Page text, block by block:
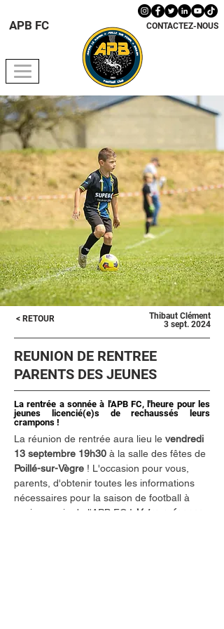
CONTACTEZ-NOUS
APB FC
< RETOUR
Thibaut Clément
3 sept. 2024
REUNION DE RENTREE
PARENTS DES JEUNES
La rentrée a sonnée à l'APB FC, l'heure pour les
jeunes licencié(e)s de rechaussés leurs
crampons !
La réunion de rentrée aura lieu le vendredi
13 septembre 19h30 à la salle des fêtes de
Poillé-sur-Vègre ! L'occasion pour vous,
parents, d'obtenir toutes les informations
nécessaires pour la saison de football à
venir au sein de l'APB FC ! Votre présence